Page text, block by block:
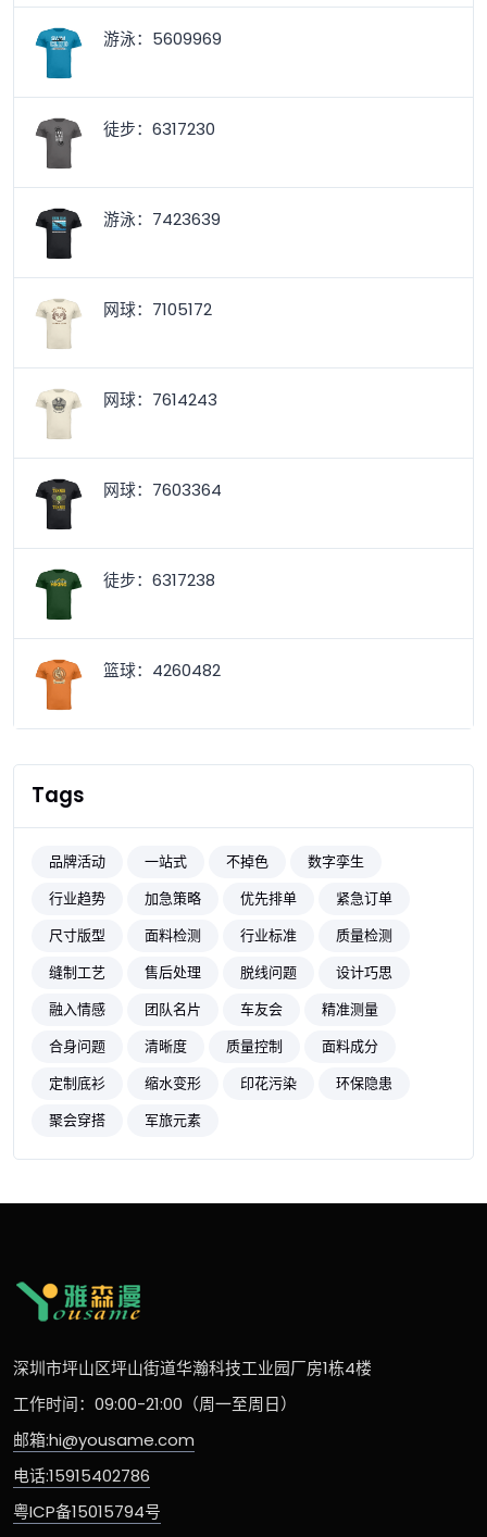
游泳：5609969
徒步：6317230
游泳：7423639
网球：7105172
网球：7614243
网球：7603364
徒步：6317238
篮球：4260482
Tags
品牌活动 一站式 不掉色
数字孪生
行业趋势
加急策略 优先排单
紧急订单
尺寸版型
面料检测 行业标准
质量检测
缝制工艺
售后处理 脱线问题
设计巧思
融入情感
团队名片 车友会
精准测量
合身问题
清晰度 质量控制
面料成分
定制底衫
缩水变形 印花污染
环保隐患
聚会穿搭
军旅元素
深圳市坪山区坪山街道华瀚科技工业园厂房1栋4楼
工作时间：09:00-21:00（周一至周日）
邮箱:hi@yousame.com
电话:15915402786
粤ICP备15015794号